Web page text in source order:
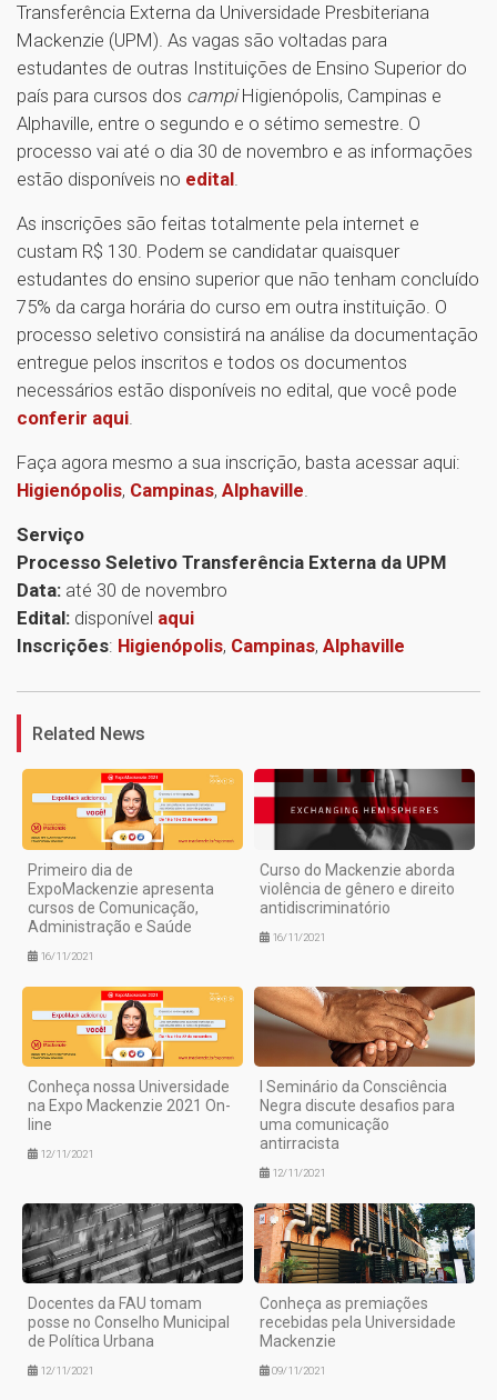
Transferência Externa da Universidade Presbiteriana
Mackenzie (UPM). As vagas são voltadas para
estudantes de outras Instituições de Ensino Superior do
país para cursos dos campiHigienópolis, Campinas e
Alphaville, entre o segundo e o sétimo semestre. O
processo vai até o dia 30 de novembro e as informações
estão disponíveis no edital.
As inscrições são feitas totalmente pela internet e
custam R$ 130. Podem se candidatar quaisquer
estudantes do ensino superior que não tenham concluído
75% da carga horária do curso em outra instituição. O
processo seletivo consistirá na análise da documentação
entregue pelos inscritos e todos os documentos
necessários estão disponíveis no edital, que você pode
conferir aqui.
Faça agora mesmo a sua inscrição, basta acessar aqui:
Higienópolis, Campinas, Alphaville.
Serviço
Processo Seletivo Transferência Externa da UPM
Data: até 30 de novembro
Edital: disponível aqui
Inscrições: Higienópolis, Campinas, Alphaville
1
Related News
Primeiro dia de
ExpoMackenzie apresenta
cursos de Comunicação,
Administração e Saúde
16/11/2021
Curso do Mackenzie aborda
violência de gênero e direito
antidiscriminatório
16/11/2021
Conheça nossa Universidade
na Expo Mackenzie 2021 On-
line
12/11/2021
I Seminário da Consciência
Negra discute desafios para
uma comunicação
antirracista
12/11/2021
Docentes da FAU tomam
posse no Conselho Municipal
de Política Urbana
12/11/2021
Conheça as premiações
recebidas pela Universidade
Mackenzie
09/11/2021